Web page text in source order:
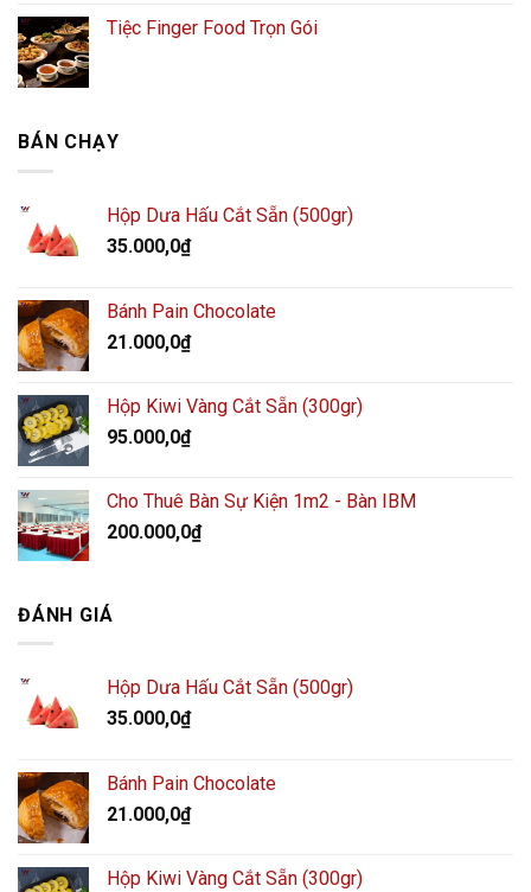
Tiệc Finger Food Trọn Gói
BÁN CHẠY
Hộp Dưa Hấu Cắt Sẵn (500gr)
35.000,0₫
Bánh Pain Chocolate
21.000,0₫
Hộp Kiwi Vàng Cắt Sẵn (300gr)
95.000,0₫
Cho Thuê Bàn Sự Kiện 1m2 - Bàn IBM
200.000,0₫
ĐÁNH GIÁ
Hộp Dưa Hấu Cắt Sẵn (500gr)
35.000,0₫
Bánh Pain Chocolate
21.000,0₫
Hộp Kiwi Vàng Cắt Sẵn (300gr)